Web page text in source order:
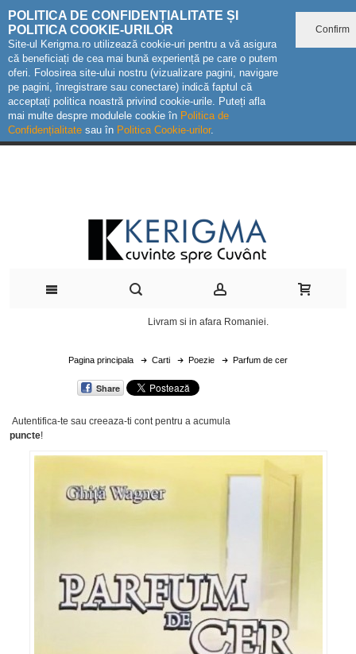
POLITICA DE CONFIDENȚIALITATE ȘI
POLITICA COOKIE-URILOR
Site-ul Kerigma.ro utilizează cookie-uri pentru a vă asigura
că beneficiați de cea mai bună experiență pe care o putem
oferi. Folosirea site-ului nostru (vizualizare pagini, navigare
pe pagini, înregistrare sau conectare) indică faptul că
acceptați politica noastră privind cookie-urile. Puteți afla
mai multe despre modulele cookie în Politica de
Confidențialitate sau în Politica Cookie-urilor.
Confirm
Livram si in afara Romaniei.
Pagina principala Carti Poezie Parfum de cer
Share
Autentifica-te sau creeaza-ti contpentru a acumula
puncte!